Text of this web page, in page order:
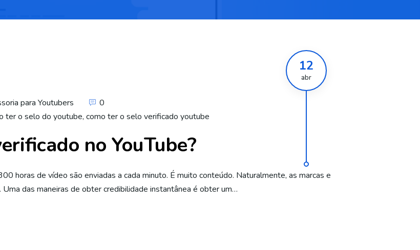
para Youtubers 0
12
abr
ter o selo do youtube, como ter o selo verificado youtube
no YouTube?
horas de vídeo são enviadas a cada minuto. É muito conteúdo. Naturalmente, as marcas e
das maneiras de obter credibilidade instantânea é obter um…